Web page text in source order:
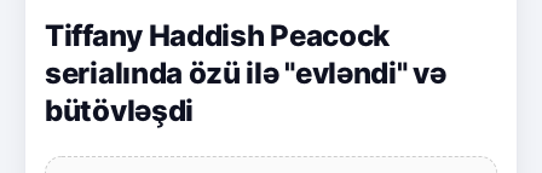
Tiffany Haddish Peacock
serialında özü ilə "evləndi" və
bütövləşdi